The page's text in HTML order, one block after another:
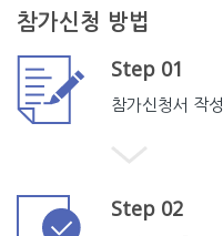
참가신청 방법
Step 01
참가신청서 작성
Step 02